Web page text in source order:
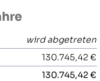
wird abgetreten
130.745,42 €
130.745,42 €